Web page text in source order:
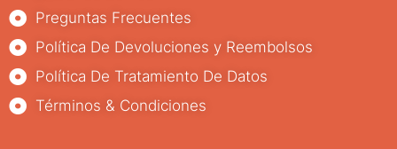
Preguntas Frecuentes
Política De Devoluciones y Reembolsos
Política De Tratamiento De Datos
Términos & Condiciones